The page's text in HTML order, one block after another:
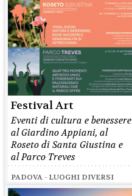
Festival Art
Eventi di cultura e benessere
al Giardino Appiani, al
Roseto di Santa Giustina e
al Parco Treves
PADOVA - LUOGHI DIVERSI